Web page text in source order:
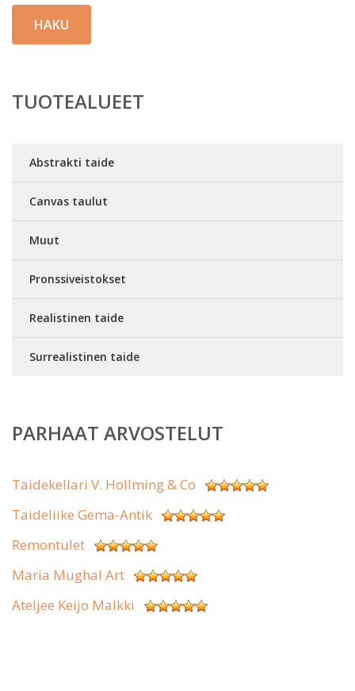
HAKU
TUOTEALUEET
Abstrakti taide
Canvas taulut
Muut
Pronssiveistokset
Realistinen taide
Surrealistinen taide
PARHAAT ARVOSTELUT
Taidekellari V. Hollming & Co
Taideliike Gema-Antik
Remontulet
Maria Mughal Art
Ateljee Keijo Malkki